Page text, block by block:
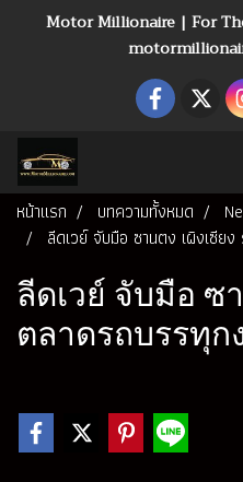
Motor Millionaire | For
หน้าแรก บทความทั้งหมด
ลีดเวย์ จับมือ ซานตง เผิงเซีย
ลีดเวย์ จับมือ ซ
ตลาดรถบรรทุก